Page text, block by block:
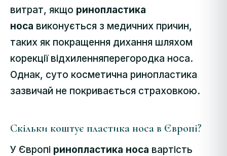
витрат, якщо ринопластика
носа виконується з медичних причин,
таких як покращення дихання шляхом
корекції відхиленняперегородка носа.
Однак, суто косметична ринопластика
зазвичай не покривається страховкою.
Скільки коштує пластика носа в Європі?
У Європі ринопластика носа вартість